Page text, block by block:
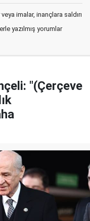
imalar, inançlara saldırı
yazılmış yorumlar
"(Çerçeve